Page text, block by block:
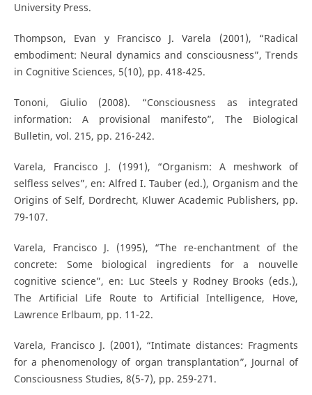
University Press.
Thompson, Evan y Francisco J. Varela (2001), “Radical
embodiment: Neural dynamics and consciousness”, Trends
in Cognitive Sciences, 5(10), pp. 418-425.
Tononi, Giulio (2008). “Consciousness as integrated
information: A provisional manifesto”, The Biological
Bulletin, vol. 215, pp. 216-242.
Varela, Francisco J. (1991), “Organism: A meshwork of
selfless selves”, en: Alfred I. Tauber (ed.), Organism and the
Origins of Self, Dordrecht, Kluwer Academic Publishers, pp.
79-107.
Varela, Francisco J. (1995), “The re-enchantment of the
concrete: Some biological ingredients for a nouvelle
cognitive science”, en: Luc Steels y Rodney Brooks (eds.),
The Artificial Life Route to Artificial Intelligence, Hove,
Lawrence Erlbaum, pp. 11-22.
Varela, Francisco J. (2001), “Intimate distances: Fragments
for a phenomenology of organ transplantation”, Journal of
Consciousness Studies, 8(5-7), pp. 259-271.